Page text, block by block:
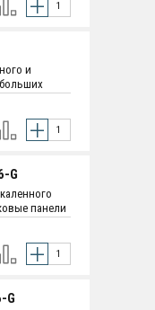
и
кг.;
G
панели
- 1.2 мм
G